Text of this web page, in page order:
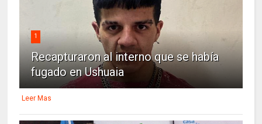
1
Recapturaron al interno que se había
fugado en Ushuaia
Leer Mas